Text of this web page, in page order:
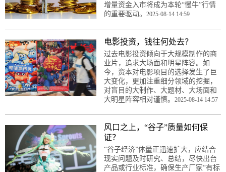
增量资金入市将成为本轮“慢牛”行情
的重要驱动。 2025-08-14 14:59
电影投资，钱往何处去？
过去电影投资倾向于大规模制作的商
业片，追求大场面和明星阵容。如
今，资本对电影项目的选择发生了巨
大变化，更加注重细分领域的挖掘，
对盲目的大制作、大题材、大场面和
大明星阵容相对谨慎。 2025-08-14 14:57
风口之上，“谷子”质量如何保
证？
“谷子经济”体量正迅速扩大，应结合
现实问题及时研究、总结，尽快出台
产品或行业标准，确保生产厂家“有标